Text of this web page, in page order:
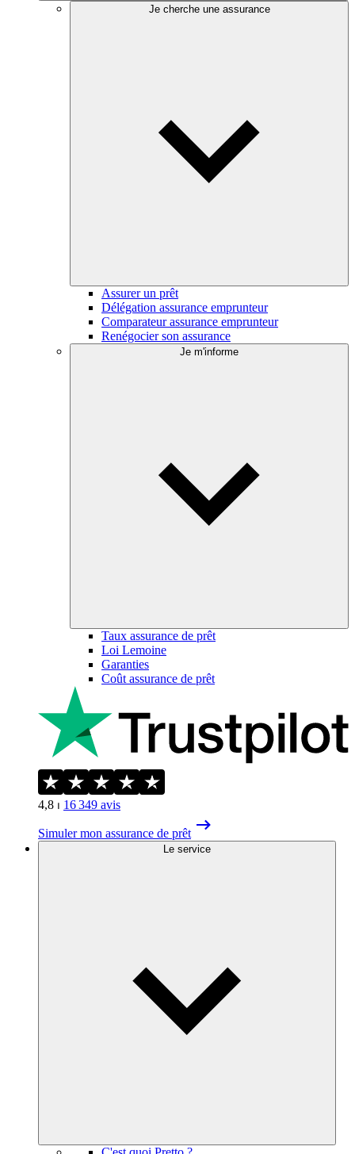
Je cherche une assurance
Assurer un prêt
Délégation assurance emprunteur
Comparateur assurance emprunteur
Renégocier son assurance
Je m'informe
Taux assurance de prêt
Loi Lemoine
Garanties
Coût assurance de prêt
4,8 ⏐ 16 349 avis
Simuler mon assurance de prêt
Le service